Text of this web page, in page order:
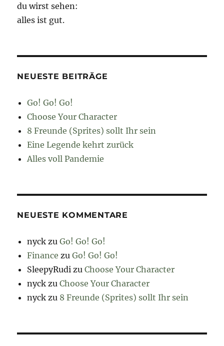
du wirst sehen:
alles ist gut.
NEUESTE BEITRÄGE
Go! Go! Go!
Choose Your Character
8 Freunde (Sprites) sollt Ihr sein
Eine Legende kehrt zurück
Alles voll Pandemie
NEUESTE KOMMENTARE
nyck zuGo! Go! Go!
Finance zuGo! Go! Go!
SleepyRudi zuChoose Your Character
nyck zuChoose Your Character
nyck zu 8 Freunde (Sprites) sollt Ihr sein